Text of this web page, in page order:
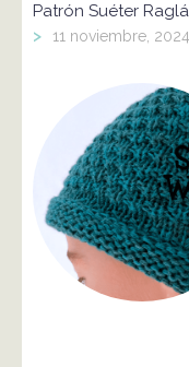
Patrón Suéter
> 11 noviembre, 2024